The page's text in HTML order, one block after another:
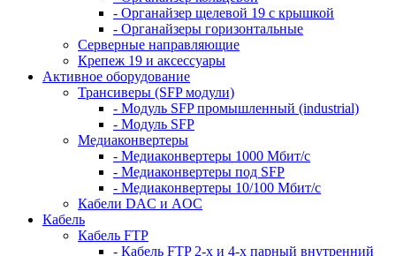
- Органайзер щелевой 19 с крышкой
- Органайзеры горизонтальные
Серверные направляющие
Крепеж 19 и аксессуары
Активное оборудование
Трансиверы (SFP модули)
- Модуль SFP промышленный (industrial)
- Модуль SFP
Медиаконвертеры
- Медиаконвертеры 1000 Мбит/с
- Медиаконвертеры под SFP
- Медиаконвертеры 10/100 Мбит/с
Кабели DAC и AOC
Кабель
Кабель FTP
- Кабель FTP 2-х и 4-х парный внутренний